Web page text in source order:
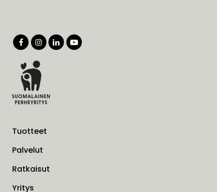
Tuotteet
Palvelut
Ratkaisut
Yritys